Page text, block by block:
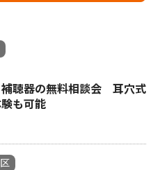
聴器の無料相談会 耳穴式
も可能